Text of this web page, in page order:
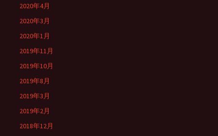
2020年4月
2020年3月
2020年1月
2019年11月
2019年10月
2019年8月
2019年3月
2019年2月
2018年12月